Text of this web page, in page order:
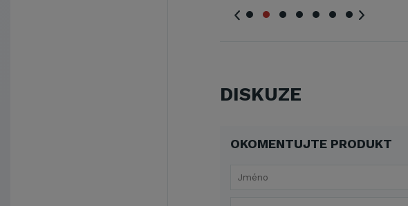
DISKUZE
OKOMENTUJTE PRODUKT